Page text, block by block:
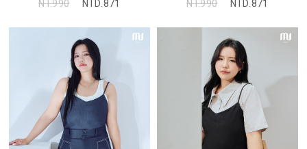
NT.990
NTD.871
NT.990
NTD.871